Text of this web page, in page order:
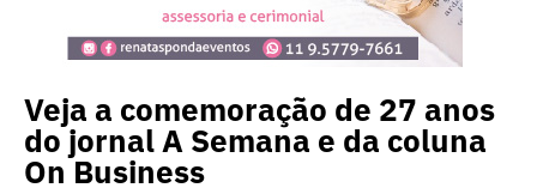
Veja a comemoração de 27 anos
do jornal A Semana e da coluna
On Business